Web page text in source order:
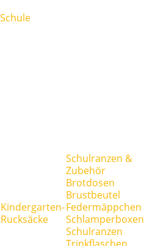
Schule
Kindergarten-
Rucksäcke
Schulranzen &
Zubehör
Brotdosen
Brustbeutel
Federmäppchen
Schlamperboxen
Schulranzen